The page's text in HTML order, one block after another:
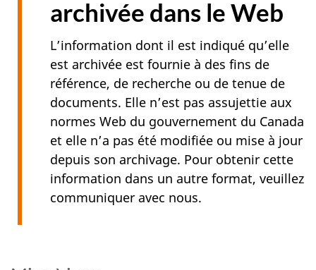
archivée dans le Web
L’information dont il est indiqué qu’elle
est archivée est fournie à des fins de
référence, de recherche ou de tenue de
documents. Elle n’est pas assujettie aux
normes Web du gouvernement du Canada
et elle n’a pas été modifiée ou mise à jour
depuis son archivage. Pour obtenir cette
information dans un autre format, veuillez
communiquer avec nous.